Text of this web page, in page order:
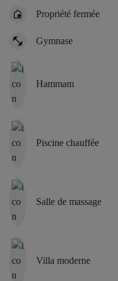
Propriété fermée
Gymnase
Hammam
Piscine chauffée
Salle de massage
Villa moderne